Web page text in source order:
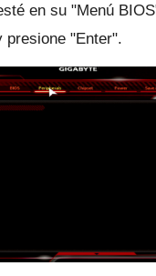
en su "Menú
presione "Enter".